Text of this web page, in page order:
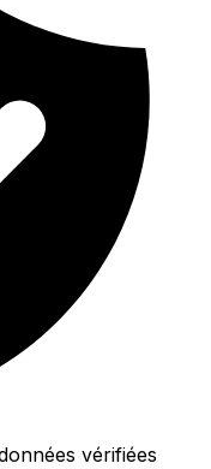
vérifiées